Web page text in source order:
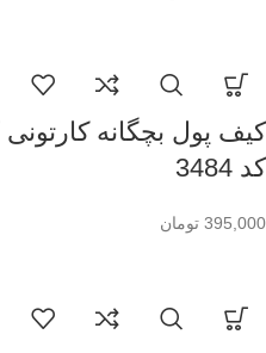
کیف پول بچگانه کارتونی
کد 3484
395,000 تومان